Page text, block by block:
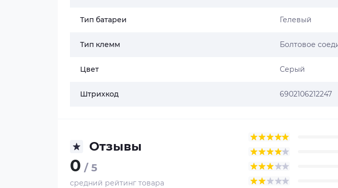
Тип батареи Гелевый
Тип клемм Болтовое
Цвет Серый
Штрихкод 6902106212247
Отзывы
0 / 5
средний рейтинг товара